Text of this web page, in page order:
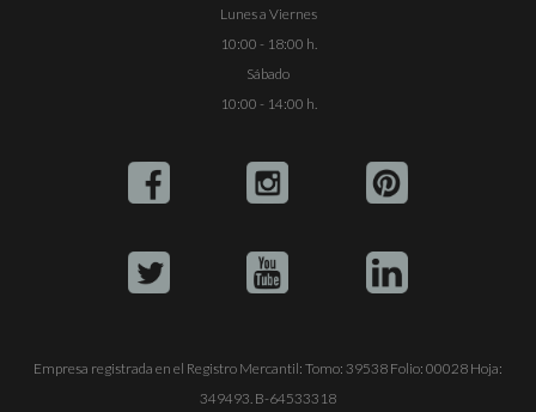
Lunes a Viernes
10:00 - 18:00 h.
Sábado
10:00 - 14:00 h.
Empresa registrada en el Registro Mercantil: Tomo: 39538 Folio: 00028 Hoja:
349493. B-64533318